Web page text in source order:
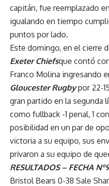
capitán, fue reemplazado
igualando en tiempo
puntos por lado.
Este domingo, en el cierre
Exeter Chiefsque contó
Franco Molina ingresando
Gloucester Rugbypor 22-
gran partido en la segunda
como fullback -1 penal, 1
posibilidad en un par de
victoria a su equipo, sus
privaron a su equipo de
RESULTADOS – FECHA Nº9
Bristol Bears 0-38 Sale